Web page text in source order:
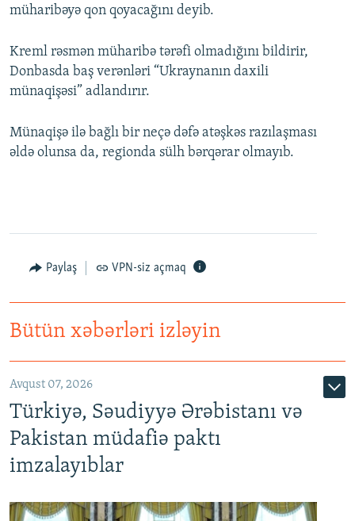
müharibəyə qon qoyacağını deyib.
Kreml rəsmən müharibə tərəfi olmadığını bildirir,
Donbasda baş verənləri “Ukraynanın daxili
münaqişəsi” adlandırır.
Münaqişə ilə bağlı bir neçə dəfə atəşkəs razılaşması
əldə olunsa da, regionda sülh bərqərar olmayıb.
Paylaş VPN-siz açmaq
Bütün xəbərləri izləyin
Avqust 07, 2026
Türkiyə, Səudiyyə Ərəbistanı və
Pakistan müdafiə paktı
imzalayıblar